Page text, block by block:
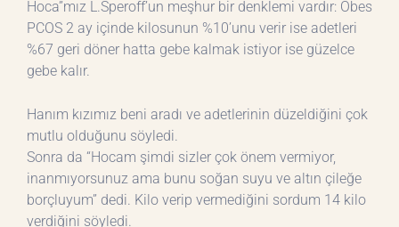
Hoca”mız L.Speroff’un meşhur bir denklemi vardır: Obes
PCOS 2 ay içinde kilosunun %10’unu verir ise adetleri
%67 geri döner hatta gebe kalmak istiyor ise güzelce
gebe kalır.
Hanım kızımız beni aradı ve adetlerinin düzeldiğini çok
mutlu olduğunu söyledi.
Sonra da “Hocam şimdi sizler çok önem vermiyor,
inanmıyorsunuz ama bunu soğan suyu ve altın çileğe
borçluyum” dedi. Kilo verip vermediğini sordum 14 kilo
verdiğini söyledi.